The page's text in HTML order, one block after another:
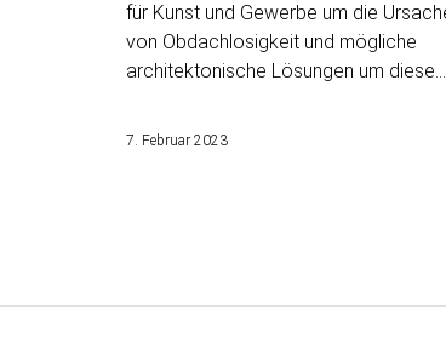
für Kunst und Gewerbe um die
von Obdachlosigkeit und mögliche
architektonische Lösungen um diese…
7. Februar 2023